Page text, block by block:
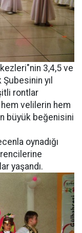
3,4,5 ve
yıl
rontlar
velilerin hem
büyük beğenisini
oynadığı
yaşandı.